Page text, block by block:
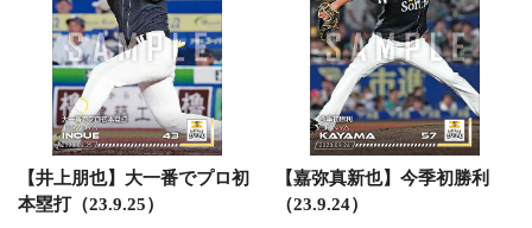
【井上朋也】大一番でプロ初
本塁打（23.9.25）
【嘉弥真新也】今季初勝利
（23.9.24）